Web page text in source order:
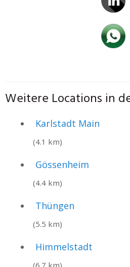
Weitere Locations in
Karlstadt Main
(4.1 km)
Gössenheim
(4.4 km)
Thüngen
(5.5 km)
Himmelstadt
(6.7 km)